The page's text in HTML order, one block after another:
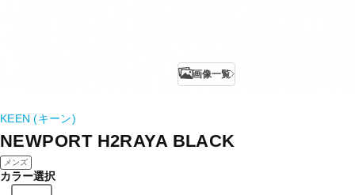
画像一覧
KEEN (キーン)
NEWPORT H2RAYA BLACK
メンズ
カラー選択